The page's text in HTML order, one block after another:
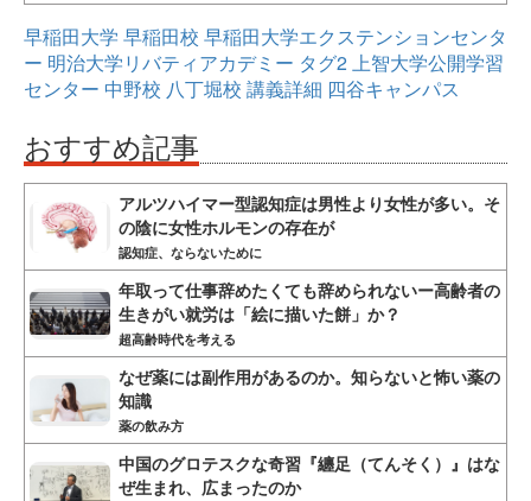
早稲田大学 早稲田校 早稲田大学エクステンションセンタ
ー 明治大学リバティアカデミー タグ2上智大学公開学習
センター 中野校 八丁堀校 講義詳細 四谷キャンパス
おすすめ記事
アルツハイマー型認知症は男性より女性が多い。そ
の陰に女性ホルモンの存在が
認知症、ならないために
年取って仕事辞めたくても辞められないー高齢者の
生きがい就労は「絵に描いた餅」か？
超高齢時代を考える
なぜ薬には副作用があるのか。知らないと怖い薬の
知識
薬の飲み方
中国のグロテスクな奇習『纏足（てんそく）』はな
ぜ生まれ、広まったのか